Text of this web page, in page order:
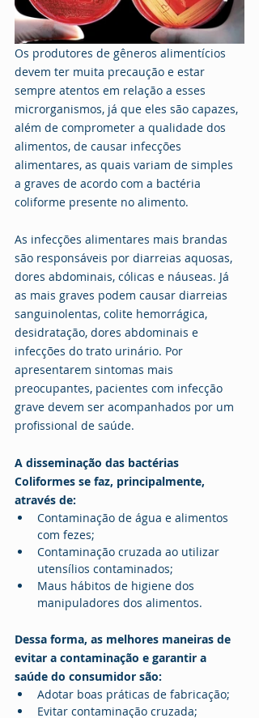
Os produtores de gêneros alimentícios
devem ter muita precaução e estar
sempre atentos em relação a esses
microrganismos, já que eles são capazes,
além de comprometer a qualidade dos
alimentos, de causar infecções
alimentares, as quais variam de simples
a graves de acordo com a bactéria
coliforme presente no alimento.
As infecções alimentares mais brandas
são responsáveis por diarreias aquosas,
dores abdominais, cólicas e náuseas. Já
as mais graves podem causar diarreias
sanguinolentas, colite hemorrágica,
desidratação, dores abdominais e
infecções do trato urinário. Por
apresentarem sintomas mais
preocupantes, pacientes com infecção
grave devem ser acompanhados por um
profissional de saúde.
A disseminação das bactérias
Coliformes se faz, principalmente,
através de:
Contaminação de água e alimentos
com fezes;
Contaminação cruzada ao utilizar
utensílios contaminados;
Maus hábitos de higiene dos
manipuladores dos alimentos.
Dessa forma, as melhores maneiras de
evitar a contaminação e garantir a
saúde do consumidor são:
Adotar boas práticas de fabricação;
Evitar contaminação cruzada;